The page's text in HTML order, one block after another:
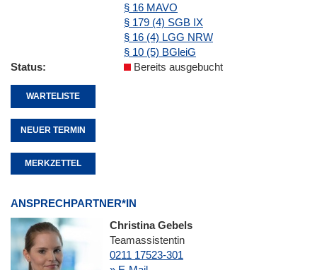
§ 16 MAVO
§ 179 (4) SGB IX
§ 16 (4) LGG NRW
§ 10 (5) BGleiG
Status
Bereits ausgebucht
WARTELISTE
NEUER TERMIN
MERKZETTEL
ANSPRECHPARTNER*IN
Christina Gebels
Teamassistentin
0211 17523-301